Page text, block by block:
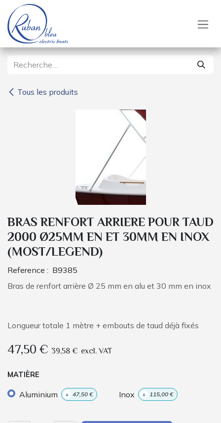
Se rendre au contenu
Tous les produits
BRAS RENFORT ARRIERE POUR TAUD
2000 Ø25MM EN ET 30MM EN INOX
(MOST/LEGEND)
Reference : B9385
Bras de renfort arrière Ø 25 mm en alu et 30 mm en inox
Longueur totale 1 mètre + embouts de taud déjà fixés
47,50€ 39,58 € excl. VAT
MATIÈRE
Aluminium + 47,50 € Inox + 115,00€